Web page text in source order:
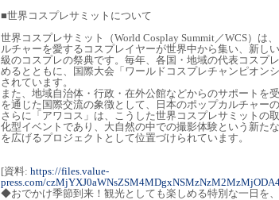
■世界コスプレサミットについて
世界コスプレサミット（World Cosplay Summit／WCS）は
ルチャーを愛するコスプレイヤーが世界中から集い、新し
級のコスプレの祭典です。毎年、各国・地域の代表コスプ
めるとともに、国際大会「ワールドコスプレチャンピオン
されています。
また、地域自治体・行政・在外公館などからのサポートを
を通じた国際交流の象徴として、日本のポップカルチャー
さらに「アワコス」は、こうした世界コスプレサミットの
化型イベントであり、大自然の中での撮影体験という新た
を広げるプロジェクトとして位置づけられています。
[資料: https://files.value-
press.com/
◆おでかけ季節到来！観光としても楽しめる特別な一日を、